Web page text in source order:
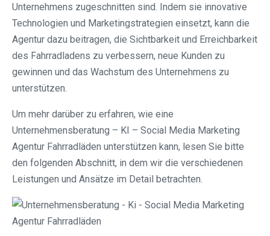
Unternehmens zugeschnitten sind. Indem sie innovative
Technologien und Marketingstrategien einsetzt, kann die
Agentur dazu beitragen, die Sichtbarkeit und Erreichbarkeit
des Fahrradladens zu verbessern, neue Kunden zu
gewinnen und das Wachstum des Unternehmens zu
unterstützen.
Um mehr darüber zu erfahren, wie eine
Unternehmensberatung – KI – Social Media Marketing
Agentur Fahrradläden unterstützen kann, lesen Sie bitte
den folgenden Abschnitt, in dem wir die verschiedenen
Leistungen und Ansätze im Detail betrachten.